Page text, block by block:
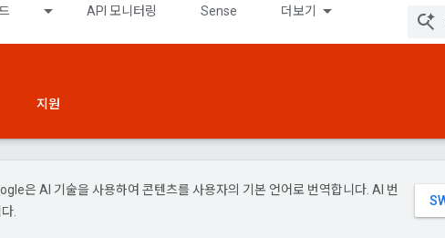
API 모니터링 Sense 더보기
지원
은 AI 기술을 사용하여 콘텐츠를 사용자의 기본 언어로 번역합니다. AI 번
.